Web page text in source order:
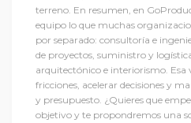
terreno. En resumen, en
equipo lo que muchas
por separado: consultoría e
de proyectos, suministro y
arquitectónico e interiorismo.
fricciones, acelerar decisiones y
y presupuesto. ¿Quieres que
objetivo y te propondremos una